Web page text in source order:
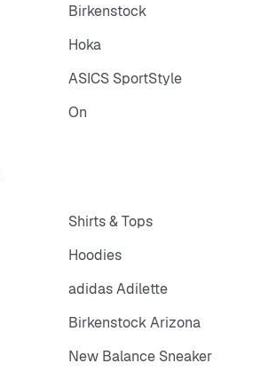
Birkenstock
Hoka
ASICS SportStyle
On
Shirts & Tops
Hoodies
adidas Adilette
Birkenstock Arizona
New Balance Sneaker